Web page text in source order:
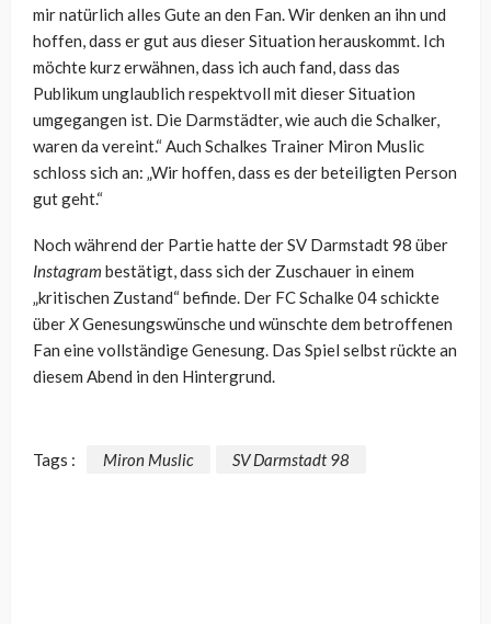
mir natürlich alles Gute an den Fan. Wir denken an ihn und
hoffen, dass er gut aus dieser Situation herauskommt. Ich
möchte kurz erwähnen, dass ich auch fand, dass das
Publikum unglaublich respektvoll mit dieser Situation
umgegangen ist. Die Darmstädter, wie auch die Schalker,
waren da vereint.“ Auch Schalkes Trainer Miron Muslic
schloss sich an: „Wir hoffen, dass es der beteiligten Person
gut geht.“
Noch während der Partie hatte der SV Darmstadt 98 über
Instagram bestätigt, dass sich der Zuschauer in einem
„kritischen Zustand“ befinde. Der FC Schalke 04 schickte
überXGenesungswünsche und wünschte dem betroffenen
Fan eine vollständige Genesung. Das Spiel selbst rückte an
diesem Abend in den Hintergrund.
Tags : Miron Muslic SV Darmstadt 98